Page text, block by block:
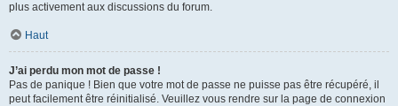
plus activement aux discussions du forum.
Haut
J’ai perdu mon mot de passe !
Pas de panique ! Bien que votre mot de passe ne puisse pas être récupéré, il
peut facilement être réinitialisé. Veuillez vous rendre sur la page de connexion